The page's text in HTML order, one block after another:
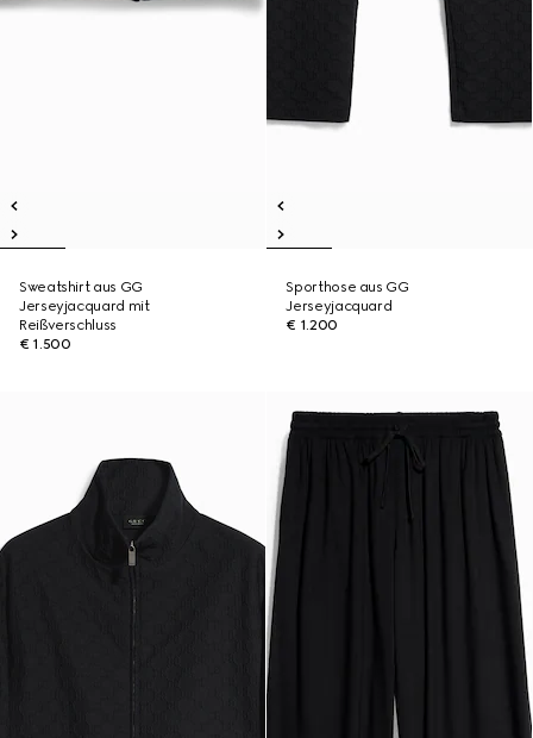
Sweatshirt aus GG
Jerseyjacquard mit
Reißverschluss
€ 1.500
Sporthose aus GG
Jerseyjacquard
€ 1.200